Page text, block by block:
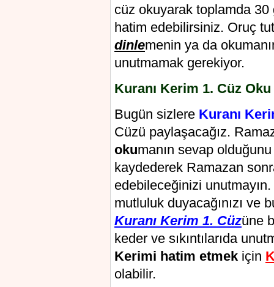
cüz okuyarak toplamda
hatim edebilirsiniz. Oruç
dinlemenin ya da
unutmamak gerekiyor.
Kuranı Kerim 1. Cüz
Bugün sizlere Kuranı
Cüzü paylaşacağız.
okumanın sevap
kaydederek Ramazan
edebileceğinizi
mutluluk duyacağınızı ve
Kuranı Kerim 1. Cüzüne
keder ve sıkıntılarıda
Kerimi hatim etmek için
olabilir.